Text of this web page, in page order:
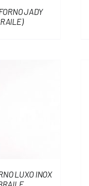
JADY
LUXO INOX